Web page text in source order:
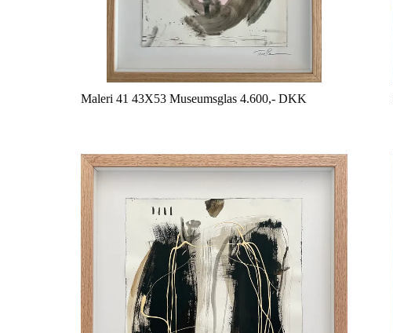
Maleri 41 43X53 Museumsglas 4.600,- DKK